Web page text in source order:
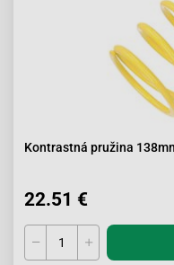
Kontrastná pružina
22.51 €